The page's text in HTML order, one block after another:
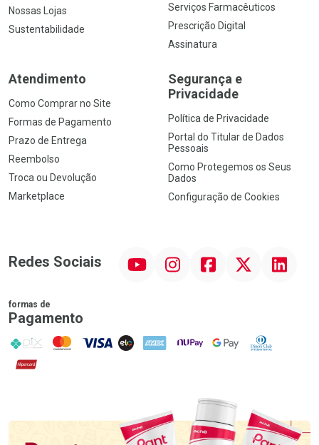
Nossas Lojas
Sustentabilidade
Serviços Farmacêuticos
Prescrição Digital
Assinatura
Atendimento
Como Comprar no Site
Formas de Pagamento
Prazo de Entrega
Reembolso
Troca ou Devolução
Marketplace
Segurança e
Privacidade
Política de Privacidade
Portal do Titular de Dados
Pessoais
Como Protegemos os Seus
Dados
Configuração de Cookies
Redes Sociais InstagramFacebook Linkedin
formas de
Pagamento
PIX MasterCard
VISA ELO AMEX NuPay Google PayDiners Club
Hipercard
Promoção em Destaque